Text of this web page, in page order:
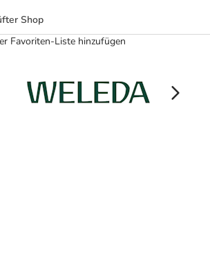
Shop
Favoriten-Liste hinzufügen